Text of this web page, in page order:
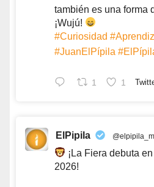
también es una forma
¡Wujú!
#Curiosidad
#JuanElPípila
1 1
ElPipila
¡La Fiera debuta
2026!